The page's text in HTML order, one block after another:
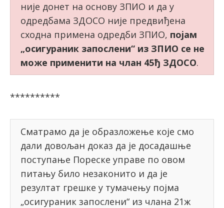
није донет на основу ЗПИО и да у
одредбама ЗДОСО није предвиђена
сходна примена одредби ЗПИО, појам
„осигураник запослени“ из ЗПИО се не
може применити на члан 45ђ ЗДОСО.
**********
Сматрамо да je образложењe које смо
дали довољан доказ да је досадашње
поступање Пореске управе по овом
питању било незаконито и да је
резултат грешке у тумачењу појма
„осигураник запослени“ из члана 21ж